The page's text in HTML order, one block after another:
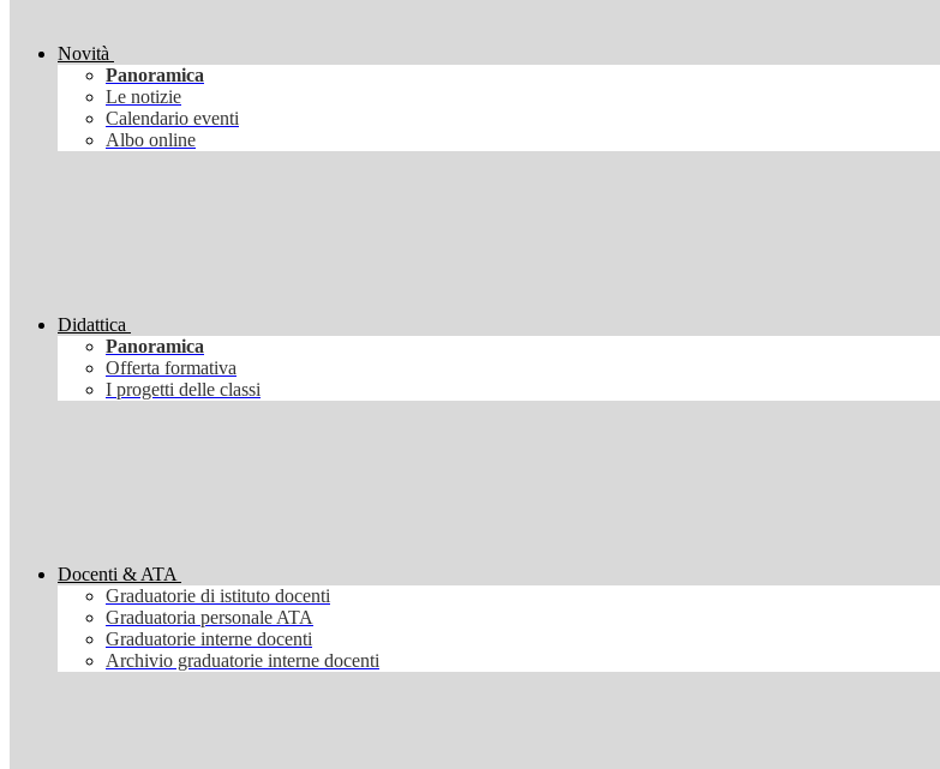
Novità
Panoramica
Le notizie
Calendario eventi
Albo online
Didattica
Panoramica
Offerta formativa
I progetti delle classi
Docenti & ATA
Graduatorie di istituto docenti
Graduatoria personale ATA
Graduatorie interne docenti
Archivio graduatorie interne docenti